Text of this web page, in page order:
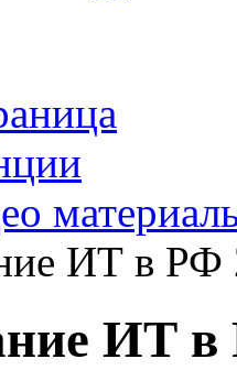
ИТ в РФ
ИТ в